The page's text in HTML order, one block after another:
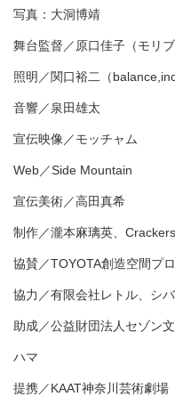
写真：大洞博靖
舞台監督／原口佳子（モリブ
照明／関口裕二（
音響／泉田雄太
宣伝映像／モッチャム
Web／Side Mountain
宣伝美術／高田真希
制作／瀧本麻璃英、
協賛／TOYOTA創造空間プ
協力／有限会社レトル、シ
助成／公益財団法人セゾン
ハマ
提携／KAAT神奈川芸術劇場